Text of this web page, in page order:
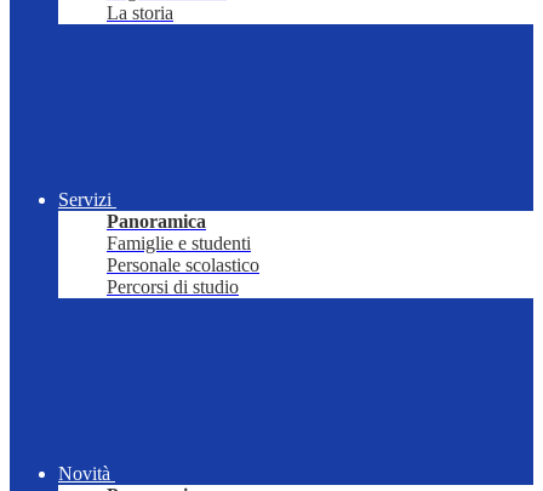
La storia
Servizi
Panoramica
Famiglie e studenti
Personale scolastico
Percorsi di studio
Novità